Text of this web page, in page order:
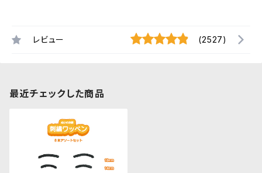
レビュー (2527)
最近チェックした商品